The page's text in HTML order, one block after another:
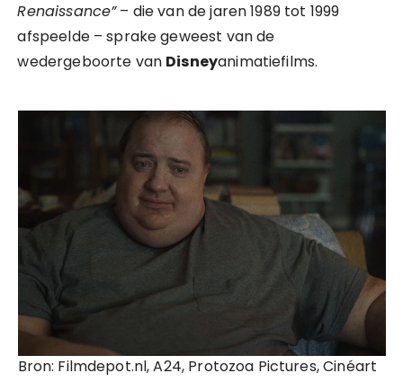
Renaissance”– die van de jaren 1989 tot 1999
afspeelde – sprake geweest van de
wedergeboorte van Disneyanimatiefilms.
Bron: Filmdepot.nl, A24, Protozoa Pictures, Cinéart